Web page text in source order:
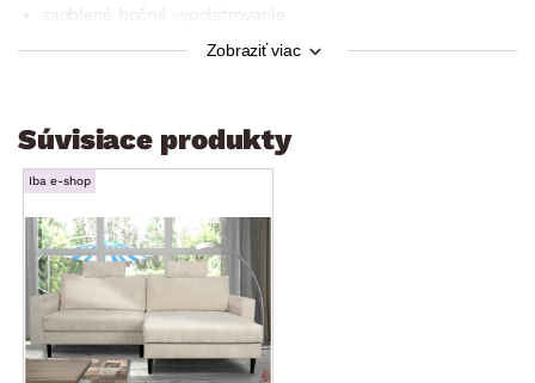
zaoblené bočné vypolstrovanie
zaoblené bočné podrúčky
výška sedáku: 46 cm
hĺbka sedáku: 50
výška operadla: 69 cm
nohy: zaguľatený tvar, masívne drevo, povrch – čierny lak
do akejkoľvek miestnosti bytu
odporúčaná nosnosť do 120 kg
dodávané v čiastočnom demonte
Zobraziť viac
Súvisiace produkty
Iba e-shop